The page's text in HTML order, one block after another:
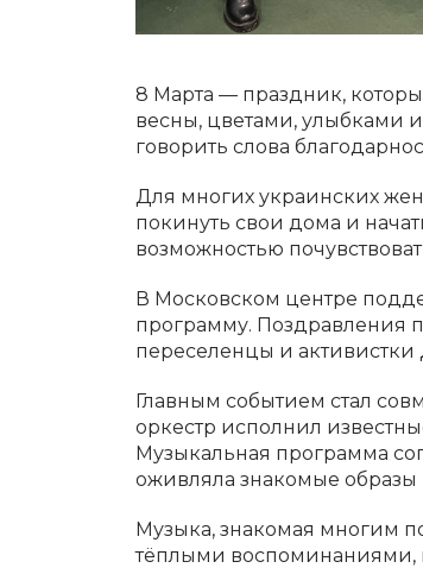
8 Марта — праздник,
весны, цветами, улыбками
говорить слова
Для многих украинских
покинуть свои дома и
возможностью
В Московском центре
программу.
переселенцы и
Главным событием стал
оркестр исполнил
Музыкальная программа
оживляла знакомые
Музыка, знакомая многим
тёплыми воспоминаниями,